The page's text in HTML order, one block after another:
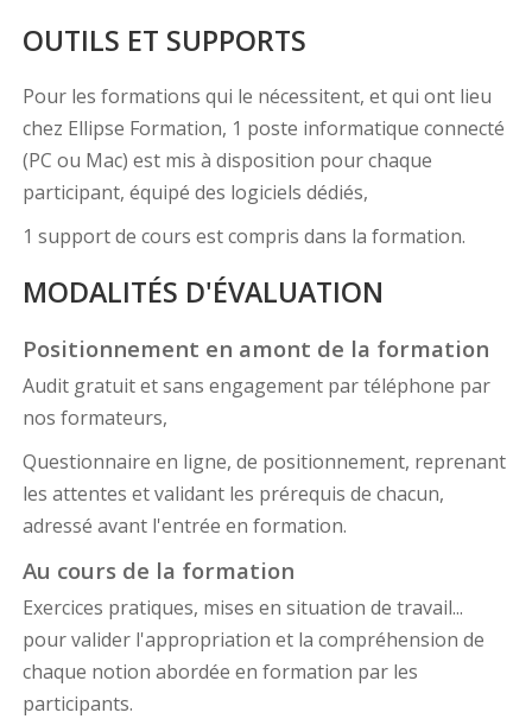
OUTILS ET SUPPORTS
Pour les formations qui le nécessitent, et qui ont lieu
chez Ellipse Formation, 1 poste informatique connecté
(PC ou Mac) est mis à disposition pour chaque
participant, équipé des logiciels dédiés,
1 support de cours est compris dans la formation.
MODALITÉS D'ÉVALUATION
Positionnement en amont de la formation
Audit gratuit et sans engagement par téléphone par
nos formateurs,
Questionnaire en ligne, de positionnement, reprenant
les attentes et validant les prérequis de chacun,
adressé avant l'entrée en formation.
Au cours de la formation
Exercices pratiques, mises en situation de travail...
pour valider l'appropriation et la compréhension de
chaque notion abordée en formation par les
participants.